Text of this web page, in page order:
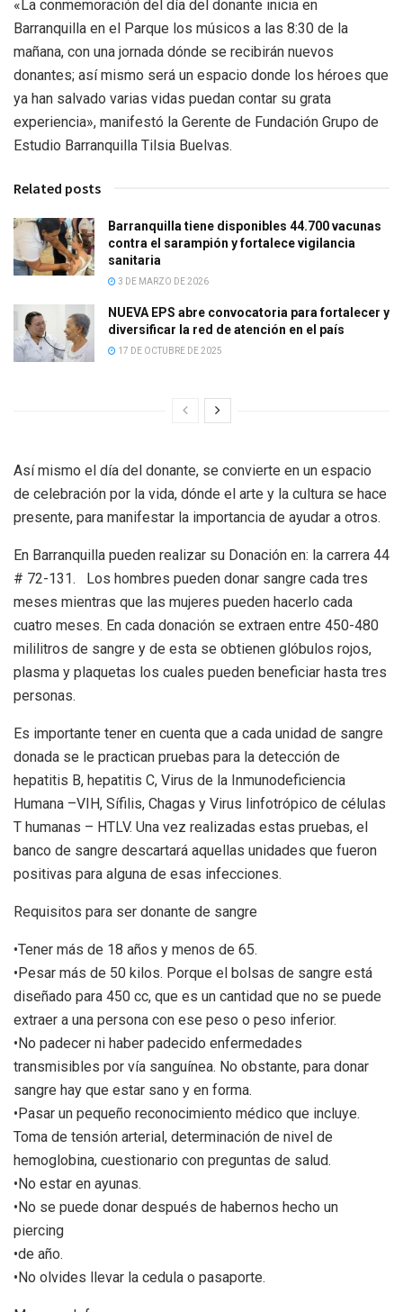
«La conmemoración del día del donante inicia en
Barranquilla en el Parque los músicos a las 8:30 de la
mañana, con una jornada dónde se recibirán nuevos
donantes; así mismo será un espacio donde los héroes que
ya han salvado varias vidas puedan contar su grata
experiencia», manifestó la Gerente de Fundación Grupo de
Estudio Barranquilla Tilsia Buelvas.
Related posts
Barranquilla tiene disponibles 44.700 vacunas
contra el sarampión y fortalece vigilancia
sanitaria
3 DE MARZO DE 2026
NUEVA EPS abre convocatoria para fortalecer y
diversificar la red de atención en el país
17 DE OCTUBRE DE 2025
Así mismo el día del donante, se convierte en un espacio
de celebración por la vida, dónde el arte y la cultura se hace
presente, para manifestar la importancia de ayudar a otros.
En Barranquilla pueden realizar su Donación en: la carrera 44
# 72-131. Los hombres pueden donar sangre cada tres
meses mientras que las mujeres pueden hacerlo cada
cuatro meses. En cada donación se extraen entre 450-480
mililitros de sangre y de esta se obtienen glóbulos rojos,
plasma y plaquetas los cuales pueden beneficiar hasta tres
personas.
Es importante tener en cuenta que a cada unidad de sangre
donada se le practican pruebas para la detección de
hepatitis B, hepatitis C, Virus de la Inmunodeficiencia
Humana –VIH, Sífilis, Chagas y Virus linfotrópico de células
T humanas – HTLV. Una vez realizadas estas pruebas, el
banco de sangre descartará aquellas unidades que fueron
positivas para alguna de esas infecciones.
Requisitos para ser donante de sangre
•Tener más de 18 años y menos de 65.
•Pesar más de 50 kilos. Porque el bolsas de sangre está
diseñado para 450 cc, que es un cantidad que no se puede
extraer a una persona con ese peso o peso inferior.
•No padecer ni haber padecido enfermedades
transmisibles por vía sanguínea. No obstante, para donar
sangre hay que estar sano y en forma.
•Pasar un pequeño reconocimiento médico que incluye.
Toma de tensión arterial, determinación de nivel de
hemoglobina, cuestionario con preguntas de salud.
•No estar en ayunas.
•No se puede donar después de habernos hecho un
piercing
•de año.
•No olvides llevar la cedula o pasaporte.